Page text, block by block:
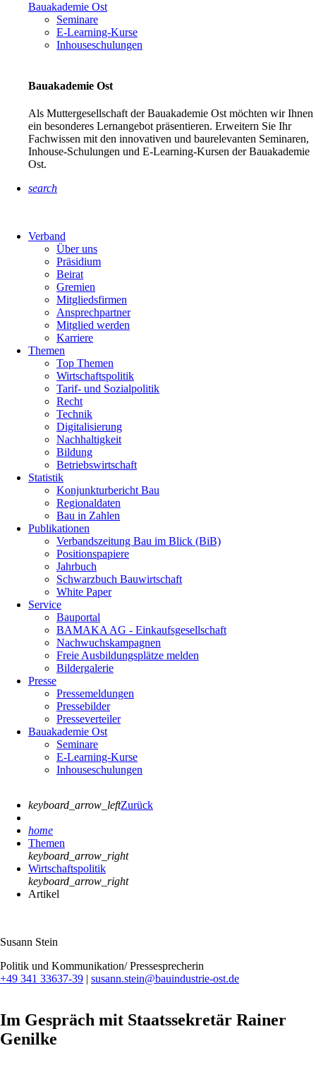
Bauakademie Ost
Seminare
E-Learning-Kurse
Inhouseschulungen
Bauakademie Ost
Als Muttergesellschaft der Bauakademie Ost möchten wir Ihnen
ein besonderes Lernangebot präsentieren. Erweitern Sie Ihr
Fachwissen mit den innovativen und baurelevanten Seminaren,
Inhouse-Schulungen und E-Learning-Kursen der Bauakademie
Ost.
search
Verband
Über uns
Präsidium
Beirat
Gremien
Mitgliedsfirmen
Ansprechpartner
Mitglied werden
Karriere
Themen
Top Themen
Wirtschaftspolitik
Tarif- und Sozialpolitik
Recht
Technik
Digitalisierung
Nachhaltigkeit
Bildung
Betriebswirtschaft
Statistik
Konjunkturbericht Bau
Regionaldaten
Bau in Zahlen
Publikationen
Verbandszeitung Bau im Blick (BiB)
Positionspapiere
Jahrbuch
Schwarzbuch Bauwirtschaft
White Paper
Service
Bauportal
BAMAKA AG - Einkaufsgesellschaft
Nachwuchskampagnen
Freie Ausbildungsplätze melden
Bildergalerie
Presse
Pressemeldungen
Pressebilder
Presseverteiler
Bauakademie Ost
Seminare
E-Learning-Kurse
Inhouseschulungen
keyboard_arrow_leftZurück
home
Themen
keyboard_arrow_right
Wirtschaftspolitik
keyboard_arrow_right
Artikel
Susann Stein
Politik und Kommunikation/ Pressesprecherin
+49 341 33637-39 | susann.stein@bauindustrie-ost.de
Im Gespräch mit Staatssekretär Rainer
Genilke